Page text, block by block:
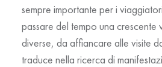
sempre importante per i
passare del tempo una
diverse, da affiancare alle visite
traduce nella ricerca di